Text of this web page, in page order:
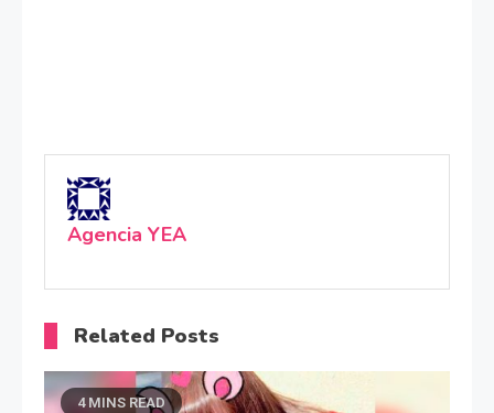
Agencia YEA
Related Posts
4 MINS READ